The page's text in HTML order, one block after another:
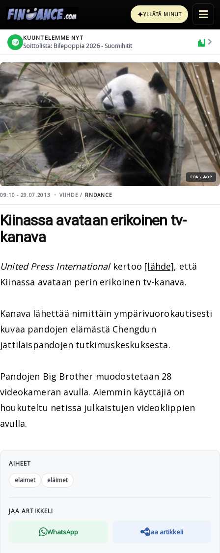
✦YLLÄTÄ MINUT
KUUNTELEMME NYT
Soittolista: Bilepoppia 2026 - Suomihitit
EPA / AOP
09:10 - 29.07.2013 VIIHDE / FINDANCE
Kiinassa avataan erikoinen tv-
kanava
United Press Internationalkertoo [lähde], että
Kiinassa avataan perin erikoinen tv-kanava.
Kanava lähettää nimittäin ympärivuorokautisesti
kuvaa pandojen elämästä Chengdun
jättiläispandojen tutkimuskeskuksesta.
Pandojen Big Brother muodostetaan 28
videokameran avulla. Aiemmin käyttäjiä on
houkuteltu netissä julkaistujen videoklippien
avulla.
AIHEET
elaimet
eläimet
JAA ARTIKKELI
WhatsApp Jaa artikkeli